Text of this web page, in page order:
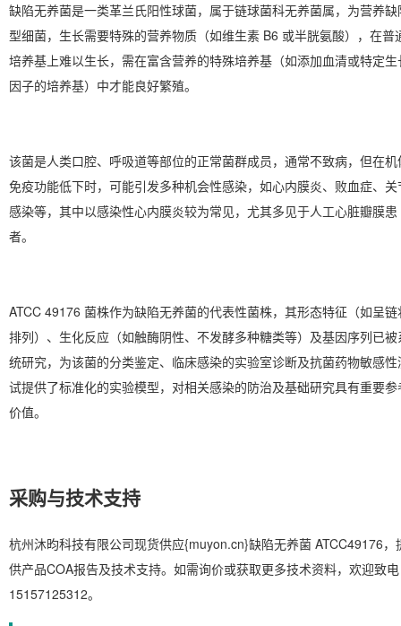
缺陷无养菌是一类革兰氏阳性球菌，属于链球菌科无养菌属，为营养缺
型细菌，生长需要特殊的营养物质（如维生素 B6 或半胱氨酸），在普
培养基上难以生长，需在富含营养的特殊培养基（如添加血清或特定生
因子的培养基）中才能良好繁殖。
该菌是人类口腔、呼吸道等部位的正常菌群成员，通常不致病，但在机
免疫功能低下时，可能引发多种机会性感染，如心内膜炎、败血症、关
感染等，其中以感染性心内膜炎较为常见，尤其多见于人工心脏瓣膜患
者。
ATCC 49176 菌株作为缺陷无养菌的代表性菌株，其形态特征（如呈链
排列）、生化反应（如触酶阴性、不发酵多种糖类等）及基因序列已被
统研究，为该菌的分类鉴定、临床感染的实验室诊断及抗菌药物敏感性
试提供了标准化的实验模型，对相关感染的防治及基础研究具有重要参
价值。
采购与技术支持
杭州沐昀科技有限公司现货供应{muyon.cn}缺陷无养菌 ATCC49176，
供产品COA报告及技术支持。如需询价或获取更多技术资料，欢迎致电
15157125312。